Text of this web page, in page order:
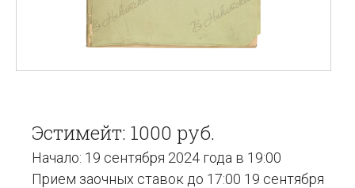
Эстимейт: 1000 руб.
Начало: 19 сентября 2024 года в 19:00
Прием заочных ставок до 17:00 19 сентября